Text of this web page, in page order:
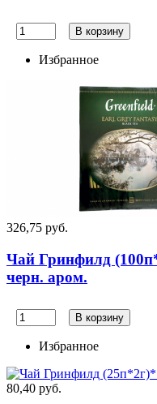
В корзину
Избранное
326,75 руб.
Чай Гринфилд
черн. аром.
В корзину
Избранное
80,40 руб.